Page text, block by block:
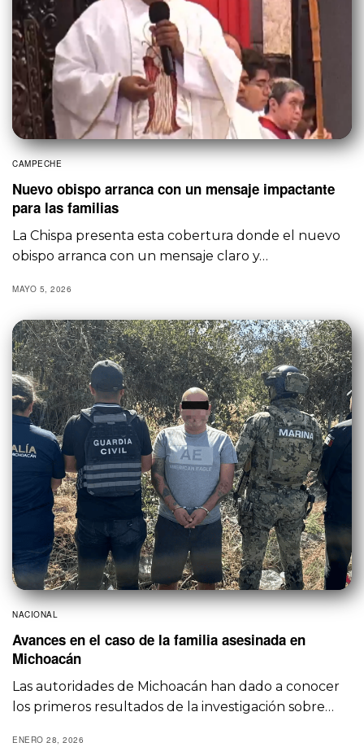
CAMPECHE
Nuevo obispo arranca con un mensaje impactante
para las familias
La Chispa presenta esta cobertura donde el nuevo
obispo arranca con un mensaje claro y…
MAYO 5, 2026
NACIONAL
Avances en el caso de la familia asesinada en
Michoacán
Las autoridades de Michoacán han dado a conocer
los primeros resultados de la investigación sobre…
ENERO 28, 2026